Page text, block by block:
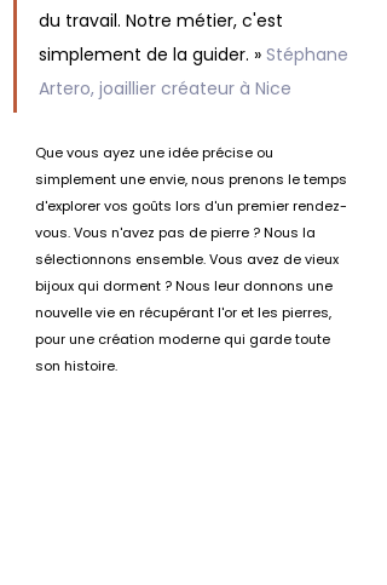
du travail. Notre métier, c'est
simplement de la guider. » Stéphane
Artero, joaillier créateur à Nice
Que vous ayez une idée précise ou
simplement une envie, nous prenons le temps
d'explorer vos goûts lors d'un premier rendez-
vous. Vous n'avez pas de pierre ? Nous la
sélectionnons ensemble. Vous avez de vieux
bijoux qui dorment ? Nous leur donnons une
nouvelle vie en récupérant l'or et les pierres,
pour une création moderne qui garde toute
son histoire.